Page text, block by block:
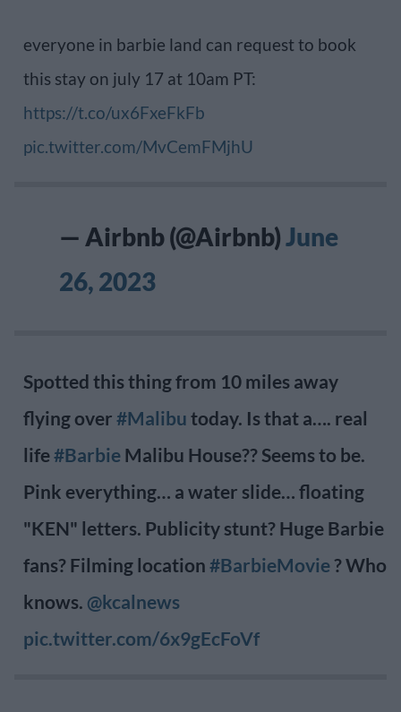
everyone in barbie land can request to book
this stay on july 17 at 10am PT:
https://t.co/ux6FxeFkFb
pic.twitter.com/MvCemFMjhU
— Airbnb (@Airbnb)June
26, 2023
Spotted this thing from 10 miles away
flying over #Malibu today. Is that a…. real
life#Barbie Malibu House?? Seems to be.
Pink everything… a water slide… floating
"KEN" letters. Publicity stunt? Huge Barbie
fans? Filming location #BarbieMovie? Who
knows. @kcalnews
pic.twitter.com/6x9gEcFoVf